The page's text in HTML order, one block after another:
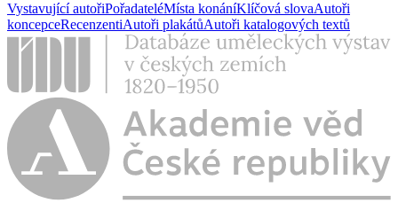
Vystavující autořiPořadateléMísta konáníKlíčová slovaAutoři
koncepceRecenzentiAutoři plakátůAutoři katalogových textů